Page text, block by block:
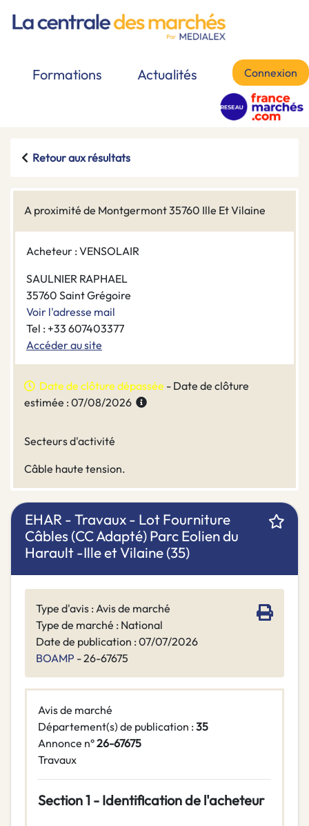
Formations Actualités Connexion
Retour aux résultats
A proximité de Montgermont 35760 Ille Et Vilaine
Acheteur : VENSOLAIR
SAULNIER RAPHAEL
35760 Saint Grégoire
Voir l'adresse mail
Tel : +33 607403377
Accéder au site
Date de clôture dépassée - Date de clôture
estimée : 07/08/2026
Secteurs d'activité
Câble haute tension.
EHAR - Travaux - Lot Fourniture
Câbles (CC Adapté) Parc Eolien du
Harault -Ille et Vilaine (35)
Type d'avis : Avis de marché
Type de marché : National
Date de publication : 07/07/2026
BOAMP - 26-67675
Avis de marché
Département(s) de publication : 35
Annonce n°26-67675
Travaux
Section 1 - Identification de l'acheteur